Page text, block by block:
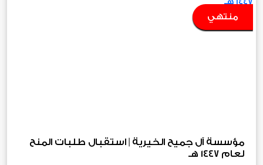
منتهي
مؤسسة آل جميح الخيرية | استقبال طلبات المنح
لعام ١٤٤٧ هـ